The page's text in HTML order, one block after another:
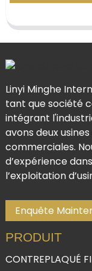
Linyi Minghe
tant que société
intégrant
avons deux
commerciales.
d’expérience
l’exploitation
Enquête
PRODUIT
CONTREPLAQUÉ